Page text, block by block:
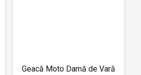
Geacă Moto Damă de Vară